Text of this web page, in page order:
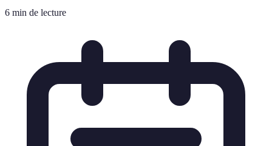
6 min de lecture